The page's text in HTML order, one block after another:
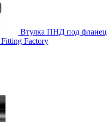
Втулка ПНД под фланец
Fitting Factory